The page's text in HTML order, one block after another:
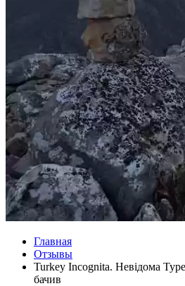
Главная
Отзывы
Turkey Incognita. Невідома
бачив